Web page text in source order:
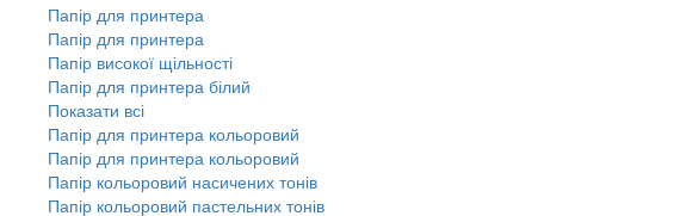
Папір для принтера
Папір для принтера
Папір високої щільності
Папір для принтера білий
Показати всі
Папір для принтера кольоровий
Папір для принтера кольоровий
Папір кольоровий насичених тонів
Папір кольоровий пастельних тонів